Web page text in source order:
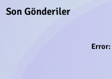
Son Gönderiler
Error: